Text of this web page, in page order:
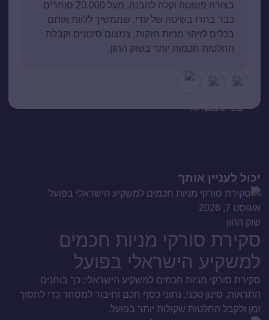
בצורה פשוטה וקלה להבנה. מעל 20,000 סוחרים
כבר בחרו בשיטה של עדי, שממשיך ללוות אותם
בכלים לזיהוי מניות חזקות, צמצום סיכונים וקבלת
החלטות חכמות יותר בשוק ההון.
יכול לעניין אותך
אוגוסט 7, 2026
שוק ההון
סקירת סורקי מניות חכמים
למשקיע הישראלי בפועל
סקירת סורקי מניות חכמים למשקיע הישראלי: כך בוחנים
התראות, סינון טכני, נתוני כסף חכם וחיבור למסחר כדי לחסוך
זמן ולקבל החלטות שקולות יותר בפועל.